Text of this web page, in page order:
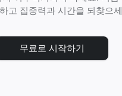
고 집중력과 시간을 되찾으
무료로 시작하기